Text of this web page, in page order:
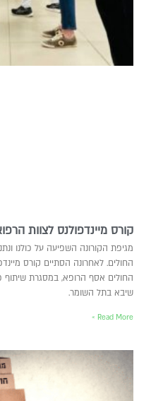
קורס מיינדפולנס לצוות
מגיפת הקורונה השפיעה על כולנו
החולים. לאחרונה הסתיים קורס
החולים אסף הרופא, במסגרת
שיבא בתל השומר.
Read More »